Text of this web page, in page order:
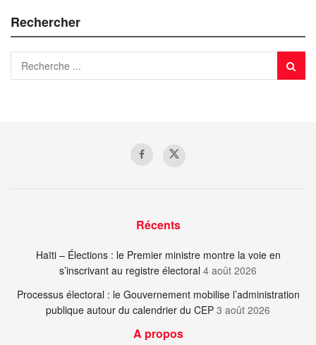
Rechercher
Récents
Haïti – Élections : le Premier ministre montre la voie en
s’inscrivant au registre électoral 4 août 2026
Processus électoral : le Gouvernement mobilise l’administration
publique autour du calendrier du CEP 3 août 2026
A propos